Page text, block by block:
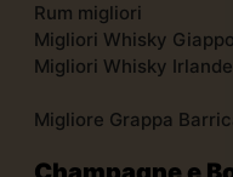
Rum migliori
Migliori Whisky
Migliori Whisky
Migliore Grappa